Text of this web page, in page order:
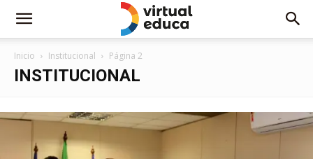
Inicio Institucional Página 2
INSTITUCIONAL